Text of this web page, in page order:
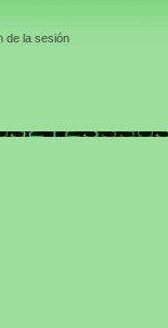
de la sesión